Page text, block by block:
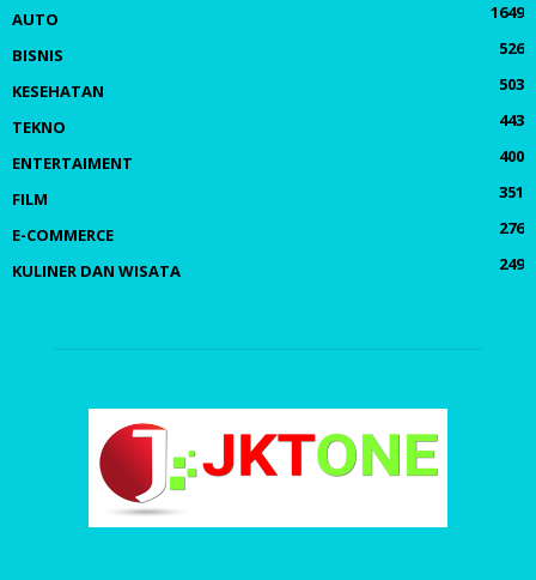
AUTO
1649
BISNIS
526
KESEHATAN
503
TEKNO
443
ENTERTAIMENT
400
FILM
351
E-COMMERCE
276
KULINER DAN WISATA
249